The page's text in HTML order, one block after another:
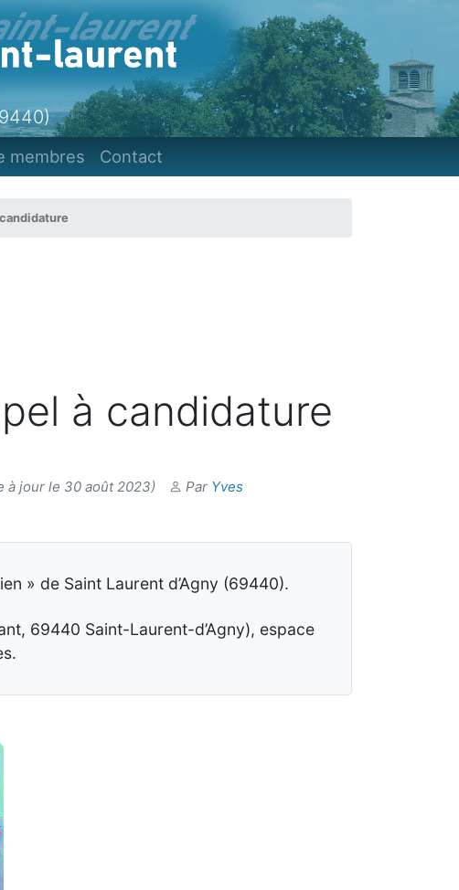
membres Contact
à candidature
à jour le 30 août 2023) Par Yves
» de Saint Laurent d’Agny (69440).
69440 Saint-Laurent-d’Agny), espace